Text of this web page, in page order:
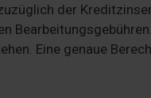
der
Eine genaue